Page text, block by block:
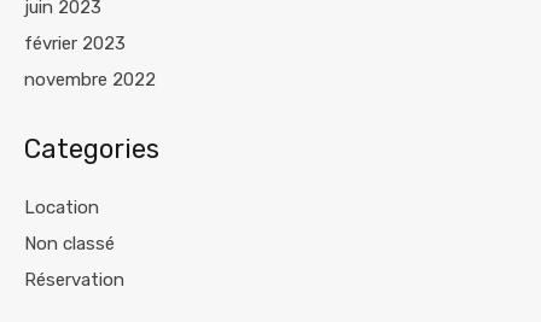
juin 2023
février 2023
novembre 2022
Categories
Location
Non classé
Réservation